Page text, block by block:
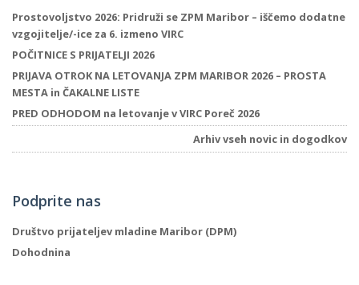
Prostovoljstvo 2026: Pridruži se ZPM Maribor – iščemo dodatne
vzgojitelje/-ice za 6. izmeno VIRC
POČITNICE S PRIJATELJI 2026
PRIJAVA OTROK NA LETOVANJA ZPM MARIBOR 2026 – PROSTA
MESTA in ČAKALNE LISTE
PRED ODHODOM na letovanje v VIRC Poreč 2026
Arhiv vseh novic in dogodkov
Podprite nas
Društvo prijateljev mladine Maribor (DPM)
Dohodnina